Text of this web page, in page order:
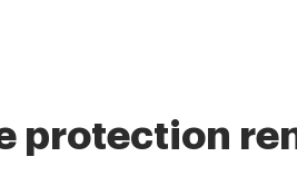
protection